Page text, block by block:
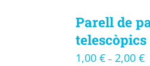
Parell de
telescòpics
1,00 €– 2,00 €